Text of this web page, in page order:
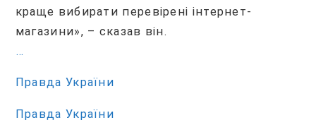
краще вибирати перевірені інтернет-
магазини», – сказав він.
…
Правда України
Правда України